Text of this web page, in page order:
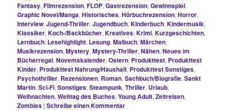
Fantasy,Filmrezension,FLOP,Gastrezension,Gewinnspiel,
Graphic Novel/Manga,Historisches,Hörbuchrezension,Horror,
Interview,Jugend-Thriller,Jugendbuch,Kinderbuch,Kindermusik,
Klassiker,Koch-/Backbücher,Kreatives,Krimi,Kurzgeschichten,
Lernbuch, Lesehighlight, Lesung,Malbuch,Märchen,
Musikrezension,Mystery,Mystery-Thriller,Nähen,Neues im
Bücherregal,Novemskalender,Ostern, Produkttest, Produkttest
Kinder, Produkttest Nahrung/Haushalt, Produkttest Sonstiges,
Psychothriller, Rezensionen, Roman,Sachbuch/Biografie,Sankt
Martin,Sci-Fi,Sonstiges,Steampunk,Thriller, Urlaub,
Weihnachten,Welttag des Buches,Young Adult,Zeitreisen,
Zombies |Schreibe einen Kommentar